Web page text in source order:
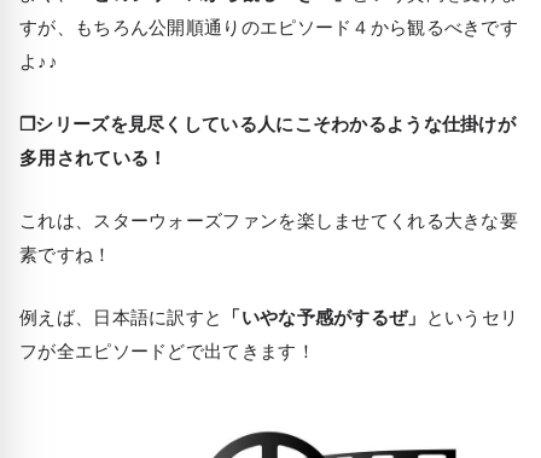
すが、もちろん公開順通りのエピソード４から観るべきです
よ♪♪
❒シリーズを見尽くしている人にこそわかるような仕掛けが
多用されている！
これは、スターウォーズファンを楽しませてくれる大きな要
素ですね！
例えば、日本語に訳すと 「いやな予感がするぜ」 というセリ
フが全エピソードどで出てきます！